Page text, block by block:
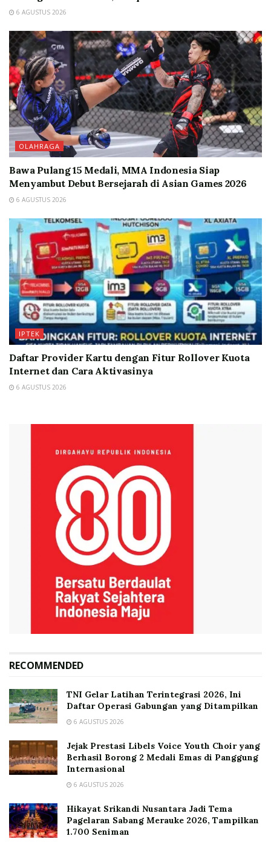
6 AGUSTUS 2026
OLAHRAGA
Bawa Pulang 15 Medali, MMA Indonesia Siap
Menyambut Debut Bersejarah di Asian Games 2026
6 AGUSTUS 2026
IPTEK
Daftar Provider Kartu dengan Fitur Rollover Kuota
Internet dan Cara Aktivasinya
6 AGUSTUS 2026
RECOMMENDED
TNI Gelar Latihan Terintegrasi 2026, Ini
Daftar Operasi Gabungan yang Ditampilkan
6 AGUSTUS 2026
Jejak Prestasi Libels Voice Youth Choir yang
Berhasil Borong 2 Medali Emas di Panggung
Internasional
6 AGUSTUS 2026
Hikayat Srikandi Nusantara Jadi Tema
Pagelaran Sabang Merauke 2026, Tampilkan
1.700 Seniman